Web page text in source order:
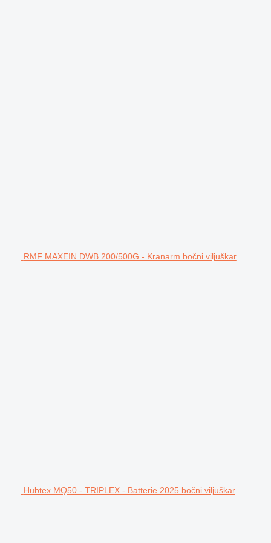
RMF MAXEIN DWB 200/500G - Kranarm bočni viljuškar
Hubtex MQ50 - TRIPLEX - Batterie 2025 bočni viljuškar